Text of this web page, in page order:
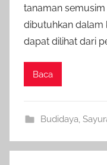
tanaman
dibutuhkan dalam
dapat dilihat dari
Baca
Budidaya,